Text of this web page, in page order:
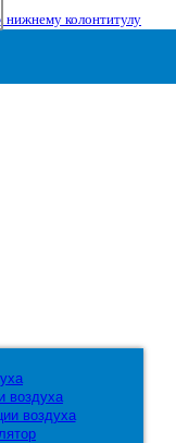
нижнему колонтитулу
воздуха
воздуха